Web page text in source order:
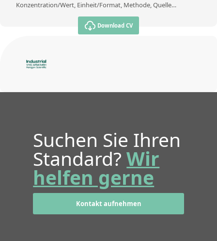
Konzentration/Wert, Einheit/Format, Methode, Quelle…
Download CV
Suchen Sie Ihren
Standard?Wir
helfen gerne
Kontakt aufnehmen